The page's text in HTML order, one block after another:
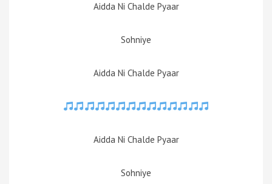
Aidda Ni Chalde Pyaar
Sohniye
Aidda Ni Chalde Pyaar
Aidda Ni Chalde Pyaar
Sohniye